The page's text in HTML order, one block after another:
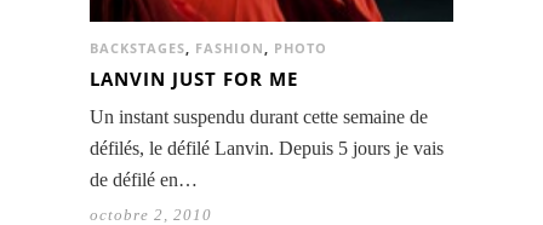
BACKSTAGES FASHION PHOTO
LANVIN JUST FOR ME
Un instant suspendu durant cette semaine de
défilés, le défilé Lanvin. Depuis 5 jours je vais
de défilé en…
octobre 2, 2010